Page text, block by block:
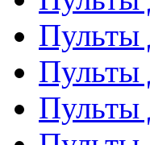
Пульты
Пульты
Пульты